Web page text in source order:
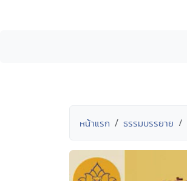
หน้าแรก ธรรมบรรยาย